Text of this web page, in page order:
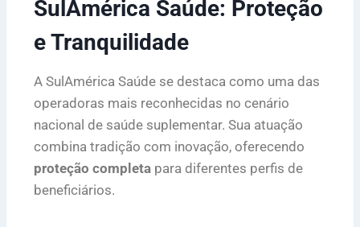
SulAmérica Saúde: Proteção
e Tranquilidade
A SulAmérica Saúde se destaca como uma das
operadoras mais reconhecidas no cenário
nacional de saúde suplementar. Sua atuação
combina tradição com inovação, oferecendo
proteção completa para diferentes perfis de
beneficiários.